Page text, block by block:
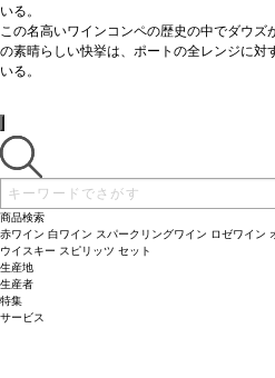
いる。
テイスティングノート：深みのある生き生き
魅力的な赤色の果物のするアロマが香る。風
ー、チェリーの味わいを示し、長く力強い後
サーヴする温度：
この名高いワインコンペの歴史の中でダウズ
の素晴らしい快挙は、ポートの全レンジに対
いる。
魅力的な赤色の果物のするアロマが香る。風
ー、チェリーの味わいを示し、長く力強い後
相性のよい料理：
サーヴする温度：
商品検索
赤ワイン 白ワイン スパークリングワイン ロゼワイン
ウイスキー スピリッツ セット
生産地
生産者
特集
サービス